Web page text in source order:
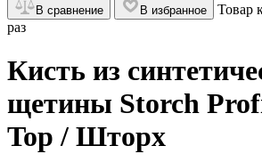
В сравнение В избранное
Товар
раз
Кисть из
щетины Storch
Top / Шторх